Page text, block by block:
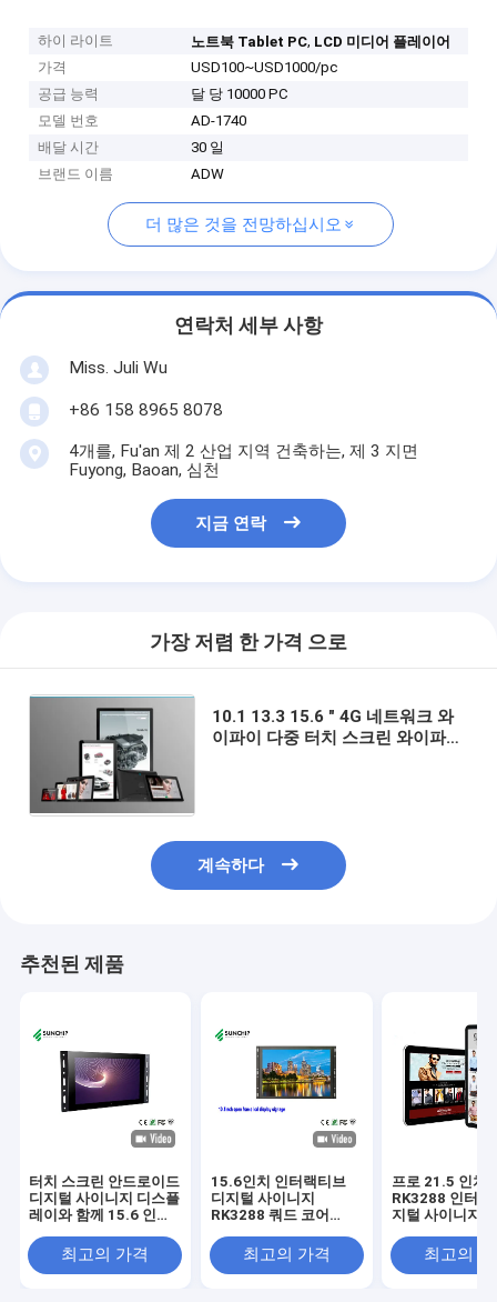
하이 라이트 노트북 Tablet PC, LCD 미디어 플레이어
가격
USD100~USD1000/pc
공급 능력
달 당 10000 PC
모델 번호
AD-1740
배달 시간
30 일
브랜드 이름
ADW
더 많은 것을 전망하십시오
연락처 세부 사항
Miss. Juli Wu
+86 158 8965 8078
4개를, Fu'an 제 2 산업 지역 건축하는, 제 3 지면
Fuyong, Baoan, 심천
지금 연락
가장 저렴 한 가격 으로
10.1 13.3 15.6 " 4G 네트워크 와
이파이 다중 터치 스크린 와이파이
계속하다
추천된 제품
터치 스크린 안드로이드
디지털 사이니지 디스플
레이와 함께 15.6 인치
픈 프레임최고의 가격
15.6인치 인터랙티브
디지털 사이니지
RK3288 쿼드 코어
최고의 가격
프로 21.5 인치
RK3288 인터랙
지털 사이니지
10 적외선 리모
LCD AD 플레이
최고의